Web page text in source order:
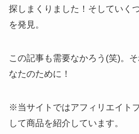
探しまくりました！そしていく
を発見。
この記事も需要なかろう(笑)。
なたのために！
※当サイトではアフィリエイト
して商品を紹介しています。